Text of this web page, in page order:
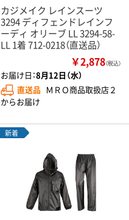
カジメイク レインスーツ
3294 ディフェンドレインフ
ーディ オリーブ LL 3294-58-
LL 1着 712-0218（直送品）
￥2,878（税込）
お届け日：8月12日（水）
直送品 ＭＲＯ商品取扱店２
からお届け
新着